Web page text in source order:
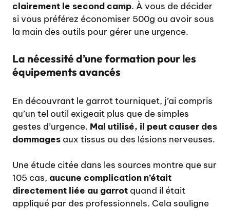
clairement le second camp. À vous de décider
si vous préférez économiser 500g ou avoir sous
la main des outils pour gérer une urgence.
La nécessité d’une formation pour les
équipements avancés
En découvrant le garrot tourniquet, j’ai compris
qu’un tel outil exigeait plus que de simples
gestes d’urgence. Mal utilisé, il peut causer des
dommages aux tissus ou des lésions nerveuses.
Une étude citée dans les sources montre que sur
105 cas, aucune complication n’était
directement liée au garrot quand il était
appliqué par des professionnels. Cela souligne